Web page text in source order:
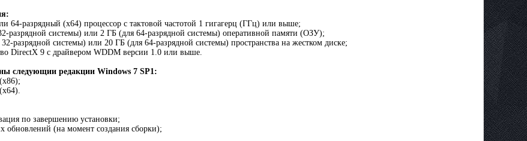
64-разрядный (x64) процессор с тактовой частотой 1 гигагерц (ГГц) или выше;
разрядной системы) или 2 ГБ (для 64-разрядной системы) оперативной памяти (ОЗУ);
разрядной системы) или 20 ГБ (для 64-разрядной системы) пространства на жестком диске;
DirectX 9 с драйвером WDDM версии 1.0 или выше.
следующии редакции Windows 7 SP1:
по завершению установки;
обновлений (на момент создания сборки);